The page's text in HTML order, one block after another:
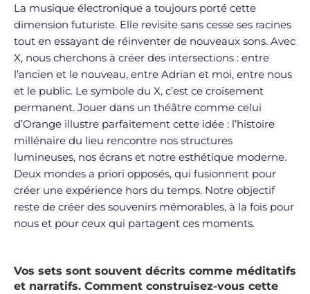
La musique électronique a toujours porté cette
dimension futuriste. Elle revisite sans cesse ses racines
tout en essayant de réinventer de nouveaux sons. Avec
X, nous cherchons à créer des intersections : entre
l’ancien et le nouveau, entre Adrian et moi, entre nous
et le public. Le symbole du X, c’est ce croisement
permanent. Jouer dans un théâtre comme celui
d’Orange illustre parfaitement cette idée : l’histoire
millénaire du lieu rencontre nos structures
lumineuses, nos écrans et notre esthétique moderne.
Deux mondes a priori opposés, qui fusionnent pour
créer une expérience hors du temps. Notre objectif
reste de créer des souvenirs mémorables, à la fois pour
nous et pour ceux qui partagent ces moments.
Vos sets sont souvent décrits comme méditatifs
et narratifs. Comment construisez-vous cette